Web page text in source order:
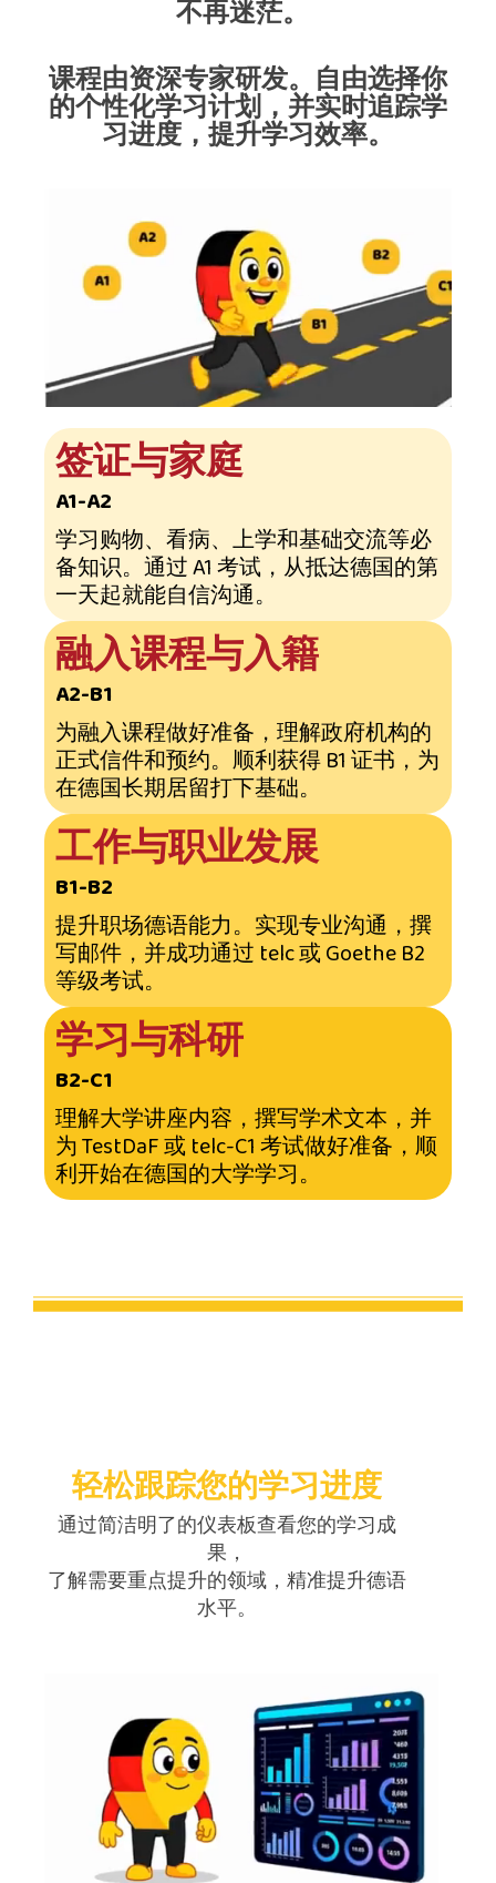
不再迷茫。
课程由资深专家研发。自由选择你
的个性化学习计划，并实时追踪学
习进度，提升学习效率。
签证与家庭
A1-A2
学习购物、看病、上学和基础交流等必
备知识。通过 A1 考试，从抵达德国的第
一天起就能自信沟通。
融入课程与入籍
A2-B1
为融入课程做好准备，理解政府机构的
正式信件和预约。顺利获得 B1 证书，为
在德国长期居留打下基础。
工作与职业发展
B1-B2
提升职场德语能力。实现专业沟通，撰
写邮件，并成功通过 telc 或 Goethe B2
等级考试。
学习与科研
B2-C1
理解大学讲座内容，撰写学术文本，并
为 TestDaF 或 telc-C1 考试做好准备，顺
利开始在德国的大学学习。
轻松跟踪您的学习进度
通过简洁明了的仪表板查看您的学习成
果，
了解需要重点提升的领域，精准提升德语
水平。